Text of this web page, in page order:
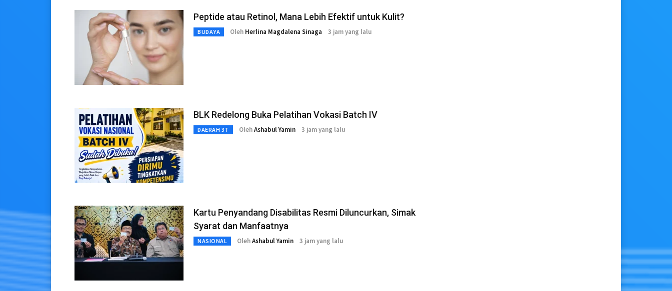
Peptide atau Retinol, Mana Lebih Efektif untuk Kulit?
BUDAYA Oleh Herlina Magdalena Sinaga 3 jam yang lalu
BLK Redelong Buka Pelatihan Vokasi Batch IV
DAERAH 3T OlehAshabul Yamin 3 jam yang lalu
Kartu Penyandang Disabilitas Resmi Diluncurkan, Simak
Syarat dan Manfaatnya
NASIONAL OlehAshabul Yamin 3 jam yang lalu